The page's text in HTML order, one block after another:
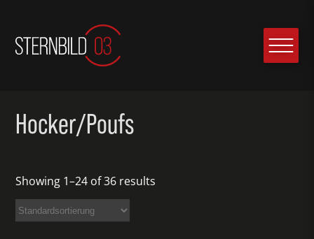
Hocker/Poufs
Showing 1–24 of 36 results